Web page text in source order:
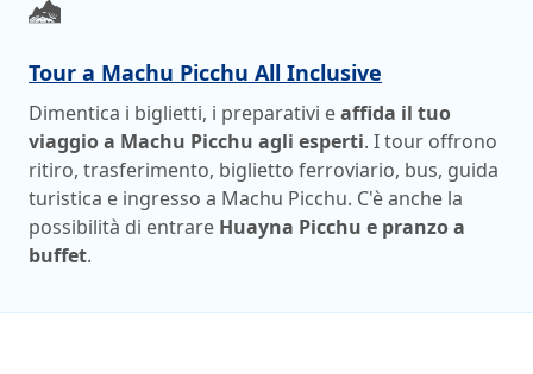
Tour a Machu Picchu All Inclusive
Dimentica i biglietti, i preparativi eaffida il tuo
viaggio a Machu Picchu agli esperti. I tour offrono
ritiro, trasferimento, biglietto ferroviario, bus, guida
turistica e ingresso a Machu Picchu. C'è anche la
possibilità di entrare Huayna Picchu e pranzo a
buffet.